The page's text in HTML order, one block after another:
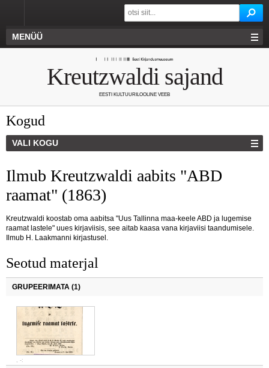
MENÜÜ
Kreutzwaldi sajand
EESTI KULTUURILOOLINE VEEB
Kogud
VALI KOGU
Ilmub Kreutzwaldi aabits "ABD
raamat" (1863)
Kreutzwaldi koostab oma aabitsa "Uus Tallinna maa-keele ABD ja lugemise
raamat lastele" uues kirjaviisis, see aitab kaasa vana kirjaviisi taandumisele.
Ilmub H. Laakmanni kirjastusel.
Seotud materjal
GRUPEERIMATA (1)
, -: